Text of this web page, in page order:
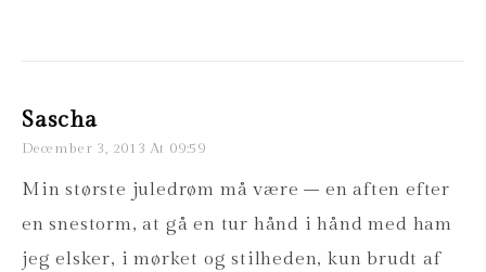
Sascha
December 3, 2013 At 09:59
Min største juledrøm må være – en aften efter
en snestorm, at gå en tur hånd i hånd med ham
jeg elsker, i mørket og stilheden, kun brudt af